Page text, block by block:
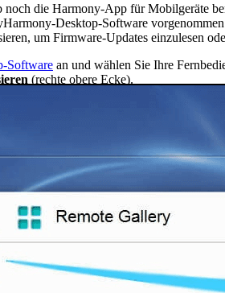
die Harmony-App für Mobilgeräte
Desktop-Software
um Firmware-Updates einzulesen
Software an und wählen Sie Ihre
(rechte obere Ecke).